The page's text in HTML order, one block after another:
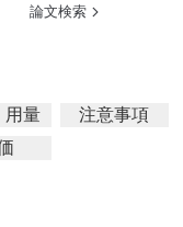
論文検索
用量
注意事項